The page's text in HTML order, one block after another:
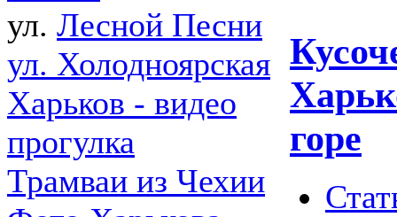
ул. Лесной Песни
ул. Холодноярская
Харьков - видео
прогулка
Трамваи из Чехии
горе